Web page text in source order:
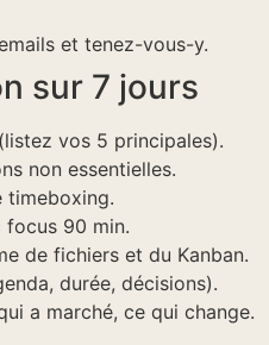
et tenez-vous-y.
sur 7 jours
vos 5 principales).
non essentielles.
timeboxing.
90 min.
de fichiers et du Kanban.
durée, décisions).
a marché, ce qui change.